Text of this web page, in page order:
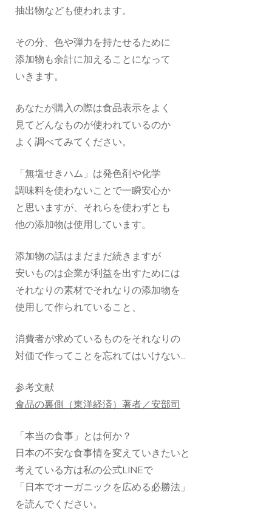
抽出物なども使われます。
その分、色や弾力を持たせるために
添加物も余計に加えることになって
いきます。
あなたが購入の際は食品表示をよく
見てどんなものが使われているのか
よく調べてみてください。
「無塩せきハム」は発色剤や化学
調味料を使わないことで一瞬安心か
と思いますが、それらを使わずとも
他の添加物は使用しています。
添加物の話はまだまだ続きますが
安いものは企業が利益を出すためには
それなりの素材でそれなりの添加物を
使用して作られていること、
消費者が求めているものをそれなりの
対価で作ってことを忘れてはいけない...
参考文献
食品の裏側（東洋経済）著者／安部司
「本当の食事」とは何か？
日本の不安な食事情を変えていきたいと
考えている方は私の公式LINEで
「日本でオーガニックを広める必勝法」
を読んでください。